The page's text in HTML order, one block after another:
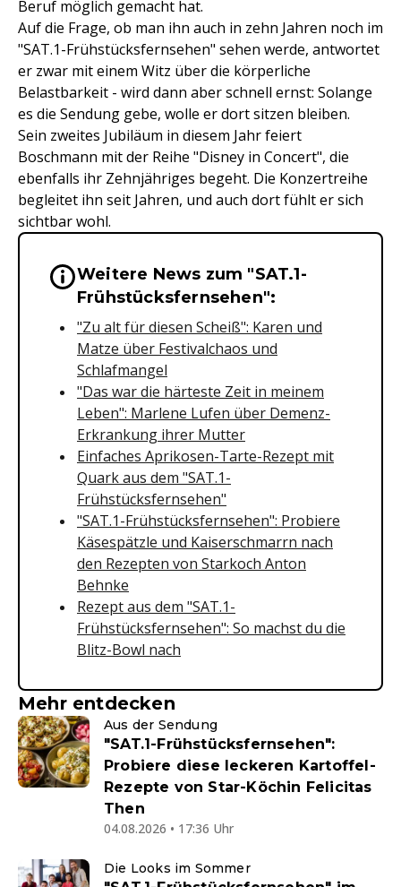
Beruf möglich gemacht hat.
Auf die Frage, ob man ihn auch in zehn Jahren noch im
"SAT.1-Frühstücksfernsehen" sehen werde, antwortet
er zwar mit einem Witz über die körperliche
Belastbarkeit - wird dann aber schnell ernst: Solange
es die Sendung gebe, wolle er dort sitzen bleiben.
Sein zweites Jubiläum in diesem Jahr feiert
Boschmann mit der Reihe "Disney in Concert", die
ebenfalls ihr Zehnjähriges begeht. Die Konzertreihe
begleitet ihn seit Jahren, und auch dort fühlt er sich
sichtbar wohl.
Wichtige Hinweise &
Weitere News zum "SAT.1-
Frühstücksfernsehen":
"Zu alt für diesen Scheiß": Karen und
Matze über Festivalchaos und
Schlafmangel
"Das war die härteste Zeit in meinem
Leben": Marlene Lufen über Demenz-
Erkrankung ihrer Mutter
Einfaches Aprikosen-Tarte-Rezept mit
Quark aus dem "SAT.1-
Frühstücksfernsehen"
"SAT.1-Frühstücksfernsehen": Probiere
Käsespätzle und Kaiserschmarrn nach
den Rezepten von Starkoch Anton
Behnke
Rezept aus dem "SAT.1-
Frühstücksfernsehen": So machst du die
Blitz-Bowl nach
Mehr entdecken
Aus der Sendung
"SAT.1-Frühstücksfernsehen":
Probiere diese leckeren Kartoffel-
Rezepte von Star-Köchin Felicitas
Then
04.08.2026 • 17:36 Uhr
Die Looks im Sommer